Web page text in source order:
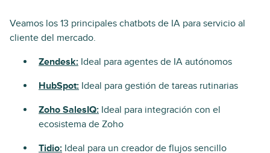
Veamos los 13 principales chatbots de IA para servicio al
cliente del mercado.
Zendesk: Ideal para agentes de IA autónomos
HubSpot: Ideal para gestión de tareas rutinarias
Zoho SalesIQ: Ideal para integración con el
ecosistema de Zoho
Tidio: Ideal para un creador de flujos sencillo